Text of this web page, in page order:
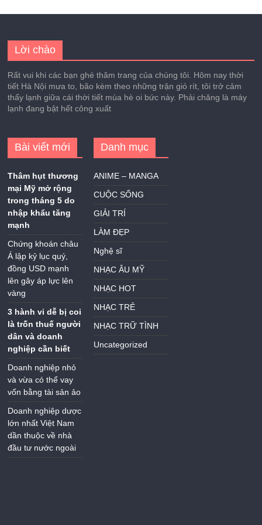
Lời chào
Rất vui khi các bạn ghé thăm trang của chúng tôi. Hôm nay thời
tiết Hà Nội mưa to, bão kèm theo những trận gió rít, tôi trở cảm
thấy lạnh giữa cái thời tiết mùa hè oi bức này. Phải chăng là máy
lạnh đang bật hết công xuất
Bài viết mới
Thâm hụt thương
mại Mỹ mở rộng
trong tháng 5 do
nhập khẩu tăng
mạnh
Chứng khoán châu
Á lập kỷ lục quý,
đồng USD mạnh
lên gây áp lực lên
vàng
3 hành vi dễ bị coi
là trốn thuế người
dân và doanh
nghiệp cần biết
Doanh nghiệp nhỏ
và vừa có thể vay
vốn bằng tài sản ảo
Doanh nghiệp dược
lớn nhất Việt Nam
dần thuộc về nhà
đầu tư nước ngoài
Danh mục
ANIME – MANGA
CUỘC SỐNG
GIẢI TRÍ
LÀM ĐẸP
Nghệ sĩ
NHẠC ÂU MỸ
NHẠC HOT
NHẠC TRẺ
NHẠC TRỮ TÌNH
Uncategorized